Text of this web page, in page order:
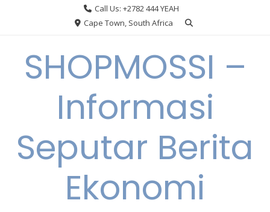
Call Us: +2782 444 YEAH
Cape Town, South Africa
SHOPMOSSI –
Informasi
Seputar Berita
Ekonomi